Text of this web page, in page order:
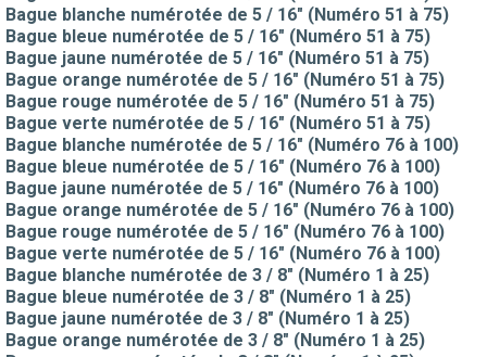
Bague blanche numérotée de 5 / 16" (Numéro 51 à 75)
Bague bleue numérotée de 5 / 16" (Numéro 51 à 75)
Bague jaune numérotée de 5 / 16" (Numéro 51 à 75)
Bague orange numérotée de 5 / 16" (Numéro 51 à 75)
Bague rouge numérotée de 5 / 16" (Numéro 51 à 75)
Bague verte numérotée de 5 / 16" (Numéro 51 à 75)
Bague blanche numérotée de 5 / 16" (Numéro 76 à 100)
Bague bleue numérotée de 5 / 16" (Numéro 76 à 100)
Bague jaune numérotée de 5 / 16" (Numéro 76 à 100)
Bague orange numérotée de 5 / 16" (Numéro 76 à 100)
Bague rouge numérotée de 5 / 16" (Numéro 76 à 100)
Bague verte numérotée de 5 / 16" (Numéro 76 à 100)
Bague blanche numérotée de 3 / 8" (Numéro 1 à 25)
Bague bleue numérotée de 3 / 8" (Numéro 1 à 25)
Bague jaune numérotée de 3 / 8" (Numéro 1 à 25)
Bague orange numérotée de 3 / 8" (Numéro 1 à 25)